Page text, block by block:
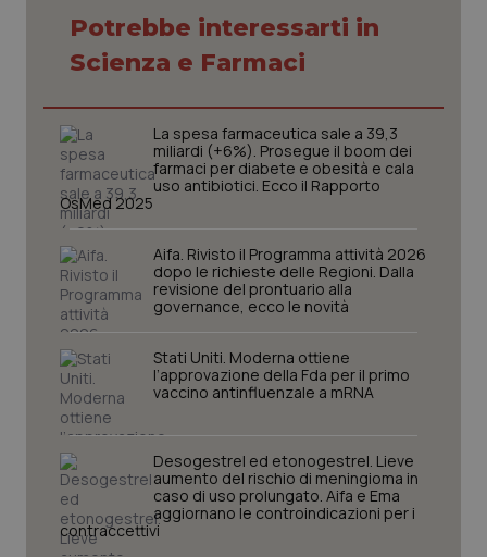
Potrebbe interessarti in
Scienza e Farmaci
La spesa farmaceutica sale a 39,3
miliardi (+6%). Prosegue il boom dei
farmaci per diabete e obesità e cala
uso antibiotici. Ecco il Rapporto
OsMed 2025
Aifa. Rivisto il Programma attività 2026
dopo le richieste delle Regioni. Dalla
revisione del prontuario alla
governance, ecco le novità
Stati Uniti. Moderna ottiene
l’approvazione della Fda per il primo
vaccino antinfluenzale a mRNA
Desogestrel ed etonogestrel. Lieve
aumento del rischio di meningioma in
caso di uso prolungato. Aifa e Ema
aggiornano le controindicazioni per i
contraccettivi
Marketing
sito web abilitandone funzionalità di base quali la
navigazione sulle pagine e l'accesso alle aree
protette del sito. Il sito web non è in grado di
funzionare correttamente senza questi cookie.
Nome
Fornitore/Dominio
VISITOR_PRIVACY_METADATA
YouTube